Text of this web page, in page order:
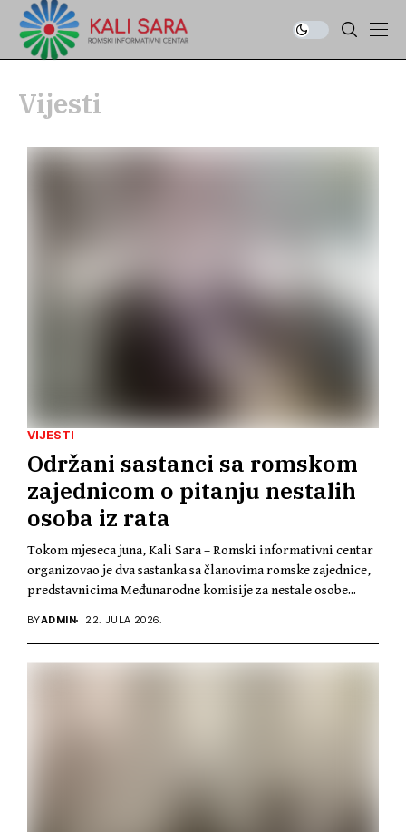
Vijesti
VIJESTI
Održani sastanci sa romskom
zajednicom o pitanju nestalih
osoba iz rata
Tokom mjeseca juna, Kali Sara – Romski informativni centar
organizovao je dva sastanka sa članovima romske zajednice,
predstavnicima Međunarodne komisije za nestale osobe...
BYADMIN 22. JULA 2026.